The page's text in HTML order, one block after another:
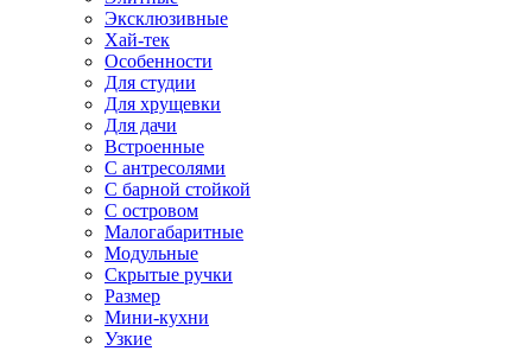
Эксклюзивные
Хай-тек
Особенности
Для студии
Для хрущевки
Для дачи
Встроенные
С антресолями
С барной стойкой
С островом
Малогабаритные
Модульные
Скрытые ручки
Размер
Мини-кухни
Узкие